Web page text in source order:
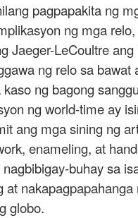
pagpapakita ng
ng mga relo,
Jaeger-LeCoultre ang
ng relo sa bawat
ng bagong
ng world-time ay
ang mga sining ng
enameling, at
buhay sa
at nakapagpapahanga
globo.